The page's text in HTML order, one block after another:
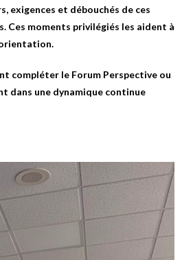
exigences et débouchés de ces
Ces moments privilégiés les aident à
compléter le Forum Perspective ou
dans une dynamique continue